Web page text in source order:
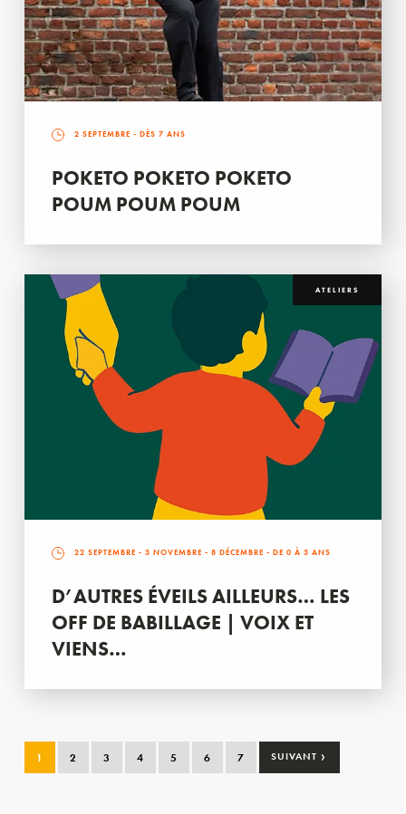
2 SEPTEMBRE - DÈS 7 ANS
POKETO POKETO POKETO
POUM POUM POUM
ATELIERS
22 SEPTEMBRE - 3 NOVEMBRE - 8 DÉCEMBRE - DE 0 À 3 ANS
D’AUTRES ÉVEILS AILLEURS… LES
OFF DE BABILLAGE | VOIX ET
VIENS…
1 2 3 4 5 6 7 SUIVANT ›